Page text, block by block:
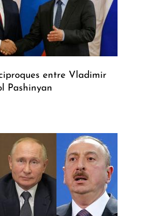
entre Vladimir
Pashinyan